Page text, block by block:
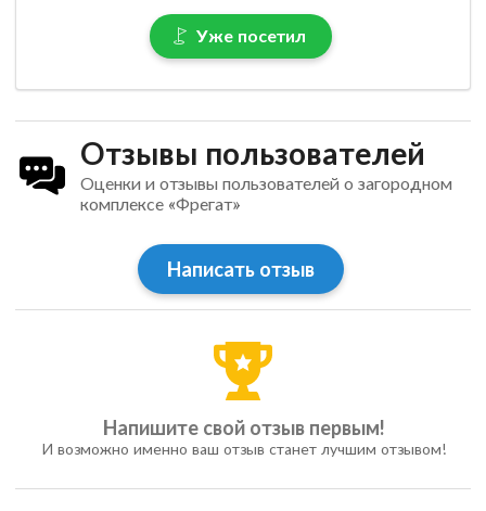
Уже посетил
Отзывы пользователей
Оценки и отзывы пользователей о загородном
комплексе «Фрегат»
Написать отзыв
Напишите свой отзыв первым!
И возможно именно ваш отзыв станет лучшим отзывом!